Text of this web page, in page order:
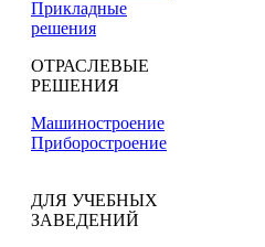
Прикладные
решения
ОТРАСЛЕВЫЕ
РЕШЕНИЯ
Машиностроение
Приборостроение
ДЛЯ УЧЕБНЫХ
ЗАВЕДЕНИЙ